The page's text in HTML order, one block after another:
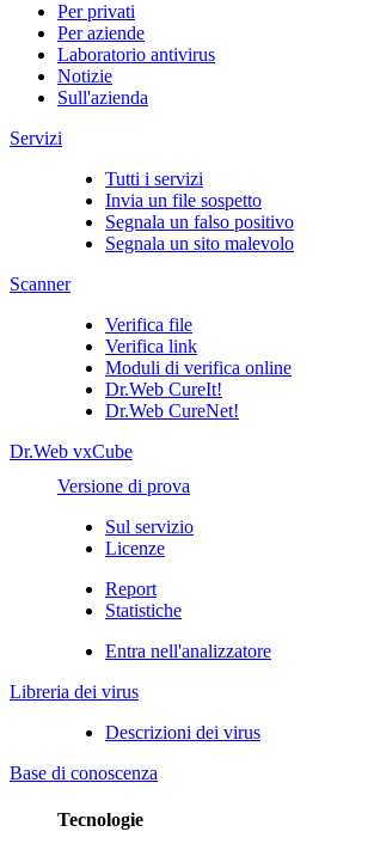
Per privati
Per aziende
Laboratorio antivirus
Notizie
Sull'azienda
Servizi
Tutti i servizi
Invia un file sospetto
Segnala un falso positivo
Segnala un sito malevolo
Scanner
Verifica file
Verifica link
Moduli di verifica online
Dr.Web CureIt!
Dr.Web CureNet!
Dr.Web vxCube
Versione di prova
Sul servizio
Licenze
Report
Statistiche
Entra nell'analizzatore
Libreria dei virus
Descrizioni dei virus
Base di conoscenza
Tecnologie